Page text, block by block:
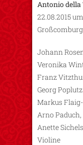
Antonio della
22.08.2015
Großcomburg
Johann
Veronika
Franz
Georg
Markus
Arno
Anette
Violine